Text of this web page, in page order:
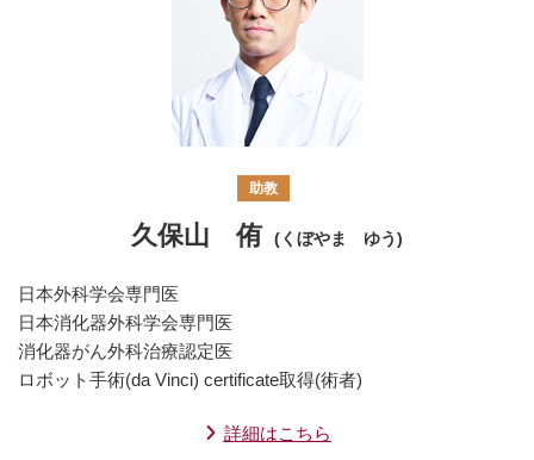
助教
久保山 侑 (くぼやま ゆう)
日本外科学会専門医
日本消化器外科学会専門医
消化器がん外科治療認定医
ロボット手術(da Vinci) certificate取得(術者)
詳細はこちら